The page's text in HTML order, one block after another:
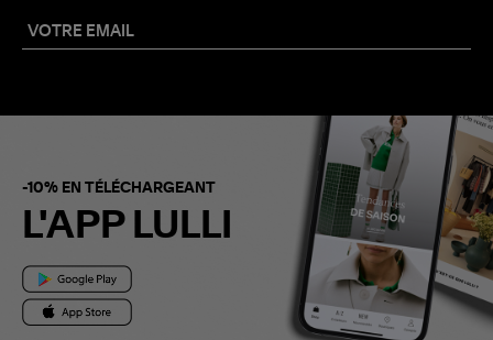
-10% EN TÉLÉCHARGEANT
L'APP LULLI